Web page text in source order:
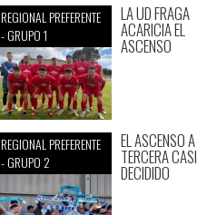
REGIONAL PREFERENTE
- GRUPO 1
LA UD FRAGA
ACARICIA EL
ASCENSO
REGIONAL PREFERENTE
- GRUPO 2
EL ASCENSO A
TERCERA CASI
DECIDIDO